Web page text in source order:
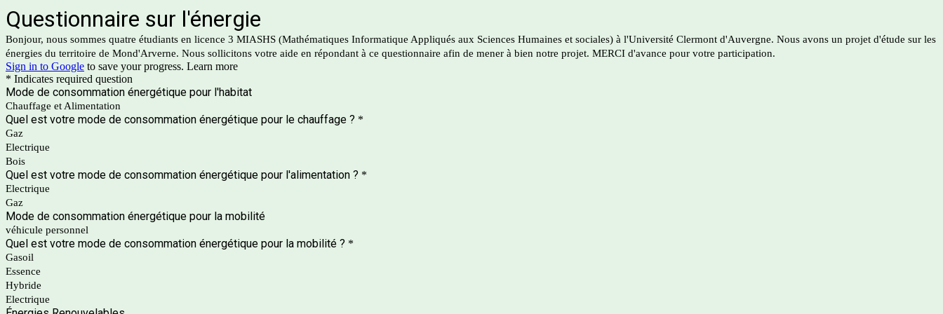
Questionnaire sur l'énergie
Bonjour, nous sommes quatre étudiants en licence 3 MIASHS (Mathématiques Informatique Appliqués aux Sciences Humaines et sociales) à l'Université Clermont d'Auvergne. Nous avons un projet d'étude sur les
énergies du territoire de Mond'Arverne. Nous sollicitons votre aide en répondant à ce questionnaire afin de mener à bien notre projet. MERCI d'avance pour votre participation.
Sign in to Google to save your progress. Learn more
* Indicates required question
Mode de consommation énergétique pour l'habitat
Chauffage et Alimentation
Quel est votre mode de consommation énergétique pour le chauffage ? *
Gaz
Electrique
Bois
Quel est votre mode de consommation énergétique pour l'alimentation ? *
Electrique
Gaz
Mode de consommation énergétique pour la mobilité
véhicule personnel
Quel est votre mode de consommation énergétique pour la mobilité ? *
Gasoil
Essence
Hybride
Electrique